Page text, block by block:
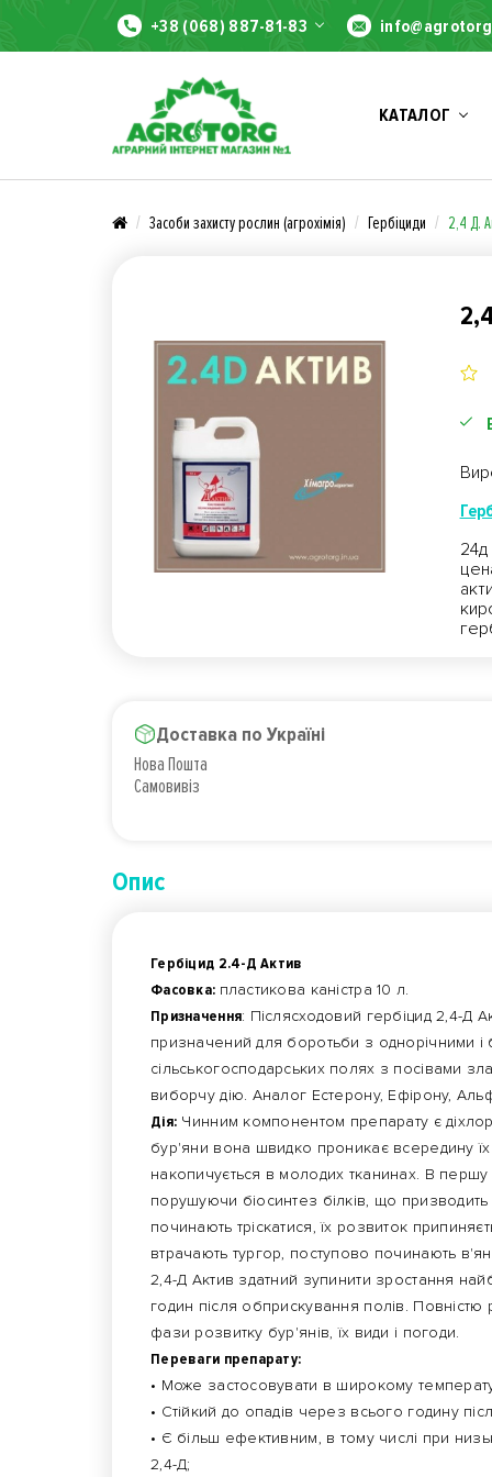
+38 (068) 887-81-83
КАТАЛОГ
Засоби захисту рослин (агрохімія) Гербіциди 2,4 Д.
Доставка по Україні
Нова Пошта
Самовивіз
Опис
Гербіцид 2.4-Д Актив
Фасовка: пластикова каністра 10 л.
Призначення: Післясходовий гербіцид 2,4-Д
призначений для боротьби з однорічними
сільськогосподарських полях з посівами
виборчу дію. Аналог Естерону, Ефірону,
Дія: Чинним компонентом препарату є
бур'яни вона швидко проникає всередину
накопичується в молодих тканинах. В першу
порушуючи біосинтез білків, що
починають тріскатися, їх розвиток
втрачають тургор, поступово починають
2,4-Д Актив здатний зупинити зростання
годин після обприскування полів. Повністю
фази розвитку бур'янів, їх види і погоди.
Переваги препарату:
• Може застосовувати в широкому
• Стійкий до опадів через всього годину
• Є більш ефективним, в тому числі при
2,4-Д;